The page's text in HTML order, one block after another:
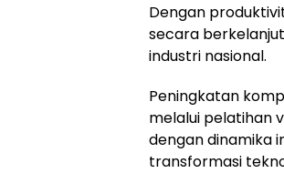
Dengan
secara
industri nasional.
Peningkatan
melalui pelatihan
dengan dinamika
transformasi